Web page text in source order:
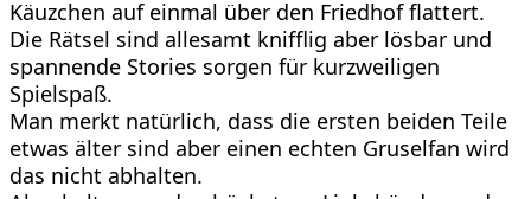
Käuzchen auf einmal über den Friedhof flattert.
Die Rätsel sind allesamt knifflig aber lösbar und
spannende Stories sorgen für kurzweiligen
Spielspaß.
Man merkt natürlich, dass die ersten beiden Teile
etwas älter sind aber einen echten Gruselfan wird
das nicht abhalten.